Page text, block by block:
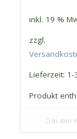
inkl. 19 %
zzgl.
Lieferzeit: 1-
Produkt
In den